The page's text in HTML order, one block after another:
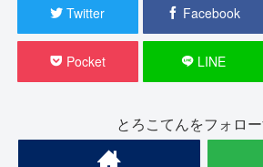
Twitter Facebook
Pocket LINE
とろこてんをフォロ